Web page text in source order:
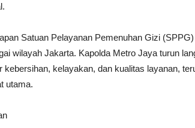
Satuan Pelayanan Pemenuhan Gizi
wilayah Jakarta. Kapolda Metro Jaya turun
kelayakan, dan kualitas layanan,
utama.